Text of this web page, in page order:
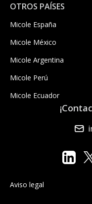
OTROS PAÍSES
Micole España
Micole México
Micole Argentina
Micole Perú
Micole Ecuador
Aviso legal